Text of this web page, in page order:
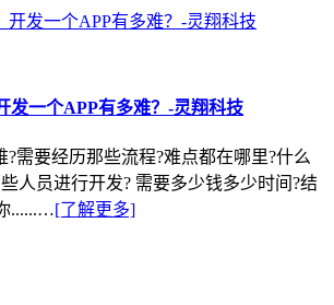
发一个APP有多难？-灵翔科技
需要经历那些流程?难点都在哪里?什么
人员进行开发? 需要多少钱多少时间?结
......…[了解更多]
打造下一个风口